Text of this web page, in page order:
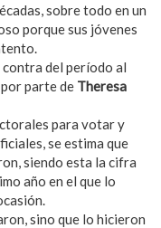
sobre todo en un
porque sus jóvenes
contra del período al
por parte de Theresa
para votar y
se estima que
siendo esta la cifra
año en el que lo
sino que lo hicieron